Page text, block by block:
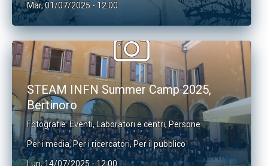
Mar, 01/07/2025 - 12:00
STEAM INFN Summer Camp 2025,
Bertinoro
Fotografie Eventi, Laboratori e centri,Persone
Per i media, Per i ricercatori, Per il pubblico
Lun, 14/07/2025 - 12:00